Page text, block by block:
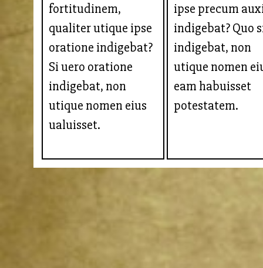
fortitudinem,
qualiter utique ipse
oratione indigebat?
Si uero oratione
indigebat, non
utique nomen eius
ualuisset.
ipse precum
indigebat? Quo
indigebat, non
utique nomen
eam habuisset
potestatem.